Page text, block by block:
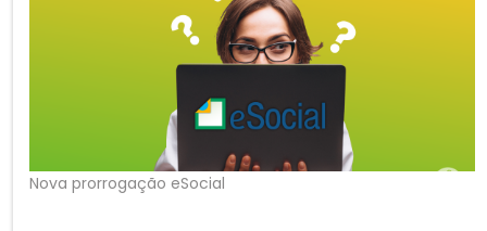
Nova prorrogação eSocial